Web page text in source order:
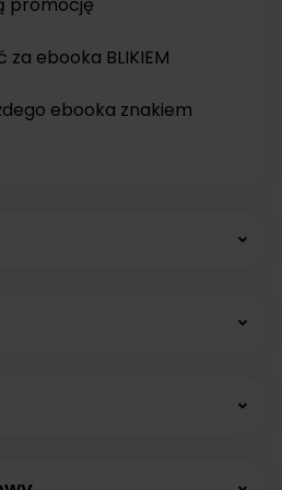
za ebooka BLIKIEM
ebooka znakiem
lekcjami, nagraniami i
zaraz.